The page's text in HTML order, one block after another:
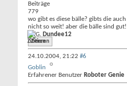
Beiträge
779
wo gibt es diese bälle? gibts die
nicht so weit! aber die bälle sind
MfG. Dundee12
Zitieren
24.10.2004, 21:22 #6
Goblin
Erfahrener Benutzer Roboter Genie